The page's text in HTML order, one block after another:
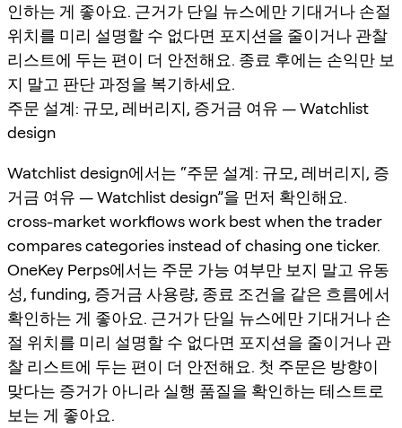
인하는 게 좋아요. 근거가 단일 뉴스에만 기대거나 손절
위치를 미리 설명할 수 없다면 포지션을 줄이거나 관찰
리스트에 두는 편이 더 안전해요. 종료 후에는 손익만 보
지 말고 판단 과정을 복기하세요.
주문 설계: 규모, 레버리지, 증거금 여유 — Watchlist
design
Watchlist design에서는 “주문 설계: 규모, 레버리지, 증
거금 여유 — Watchlist design”을 먼저 확인해요.
cross-market workflows work best when the trader
compares categories instead of chasing one ticker.
OneKey Perps에서는 주문 가능 여부만 보지 말고 유동
성, funding, 증거금 사용량, 종료 조건을 같은 흐름에서
확인하는 게 좋아요. 근거가 단일 뉴스에만 기대거나 손
절 위치를 미리 설명할 수 없다면 포지션을 줄이거나 관
찰 리스트에 두는 편이 더 안전해요. 첫 주문은 방향이
맞다는 증거가 아니라 실행 품질을 확인하는 테스트로
보는 게 좋아요.